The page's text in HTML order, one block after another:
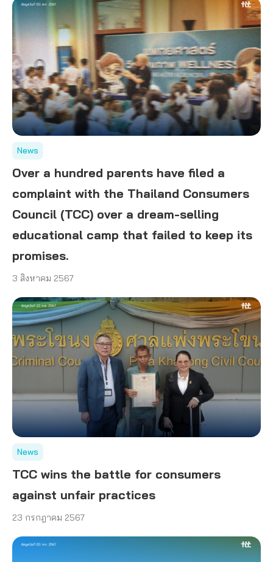
News
Over a hundred parents have filed a
complaint with the Thailand Consumers
Council (TCC) over a dream-selling
educational camp that failed to keep its
promises.
3 สิงหาคม 2567
News
TCC wins the battle for consumers
against unfair practices
23 กรกฎาคม 2567